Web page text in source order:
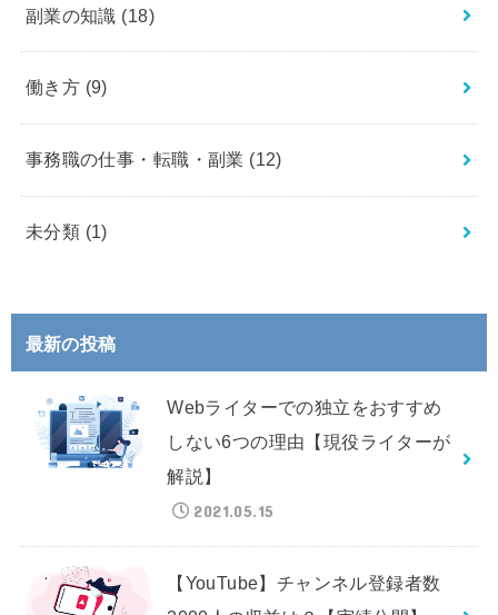
副業の知識 (18)
働き方 (9)
事務職の仕事・転職・副業 (12)
未分類 (1)
最新の投稿
Webライターでの独立をおすすめ
しない6つの理由【現役ライターが
解説】
2021.05.15
【YouTube】チャンネル登録者数